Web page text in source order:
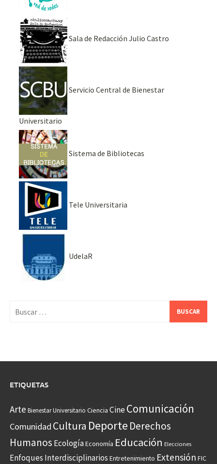
Sala de Redacción Julio Castro
Servicio Central de Bienestar
Universitario
Sistema de Bibliotecas
Tele Universitaria
UdelaR
ETIQUETAS
Arte Bienestar Universitario Ciencia CineComunicación
Comunidad Cultura Deporte Derechos
Humanos EcologíaEconomía Educación Elecciones
Enfoques Interdisciplinarios Entretenimiento Extensión FIC